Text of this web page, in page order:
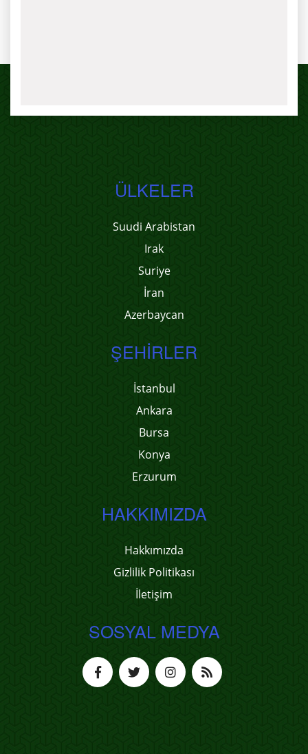
ÜLKELER
Suudi Arabistan
Irak
Suriye
İran
Azerbaycan
ŞEHIRLER
İstanbul
Ankara
Bursa
Konya
Erzurum
HAKKIMIZDA
Hakkımızda
Gizlilik Politikası
İletişim
SOSYAL MEDYA